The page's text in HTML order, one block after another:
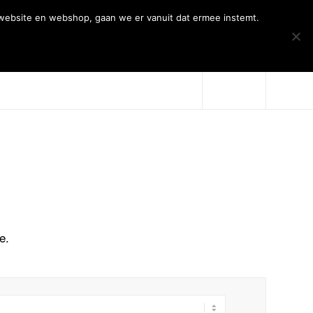
.
en webshop, gaan we er vanuit dat ermee instemt.